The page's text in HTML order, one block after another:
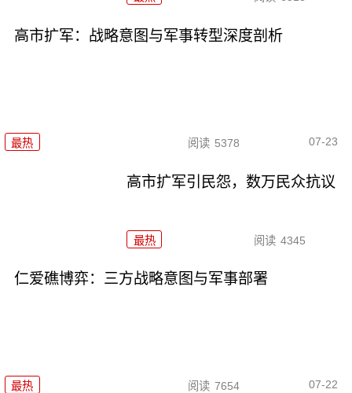
高市扩军：战略意图与军事转型深度剖析
最热 阅读 5378 07-23
高市扩军引民怨，数万民众抗议
最热 阅读 4345
仁爱礁博弈：三方战略意图与军事部署
最热 阅读 7654 07-22